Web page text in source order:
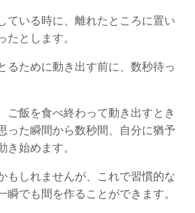
ている時に、離れたところに置い
とします。
るために動き出す前に、数秒待っ
ご飯を食べ終わって動き出すとき
った瞬間から数秒間、自分に猶予
始めます。
もしれませんが、これで習慣的な
瞬でも間を作ることができます。